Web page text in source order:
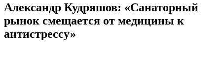
Александр Кудряшов: «Санаторный
рынок смещается от медицины к
антистрессу»